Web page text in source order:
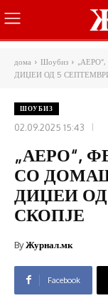
дома Шоубиз
ДИЏЕИ ОД 5
ШОУБИЗ
02.09.2025 15:43
„АЕРО“,
СО
ДИЏЕИ
СКОПЈЕ
ByЖурнал.мк
Facebook